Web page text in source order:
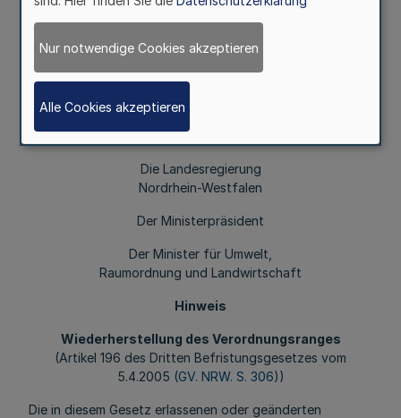
Kraft. Über die Erfahrungen mit dieser Verordnung ist der
Landesregierung bis zum 31. Dezember 2009 zu berichten.
Die Landesregierung
Nordrhein-Westfalen
Der Ministerpräsident
Der Minister für Umwelt,
Raumordnung und Landwirtschaft
Hinweis
Wiederherstellung des Verordnungsranges
(Artikel 196 des Dritten Befristungsgesetzes vom
5.4.2005 (GV. NRW. S. 306))
Die in diesem Gesetz erlassenen oder geänderten
Nur notwendige Cookies akzeptieren
Alle Cookies akzeptieren